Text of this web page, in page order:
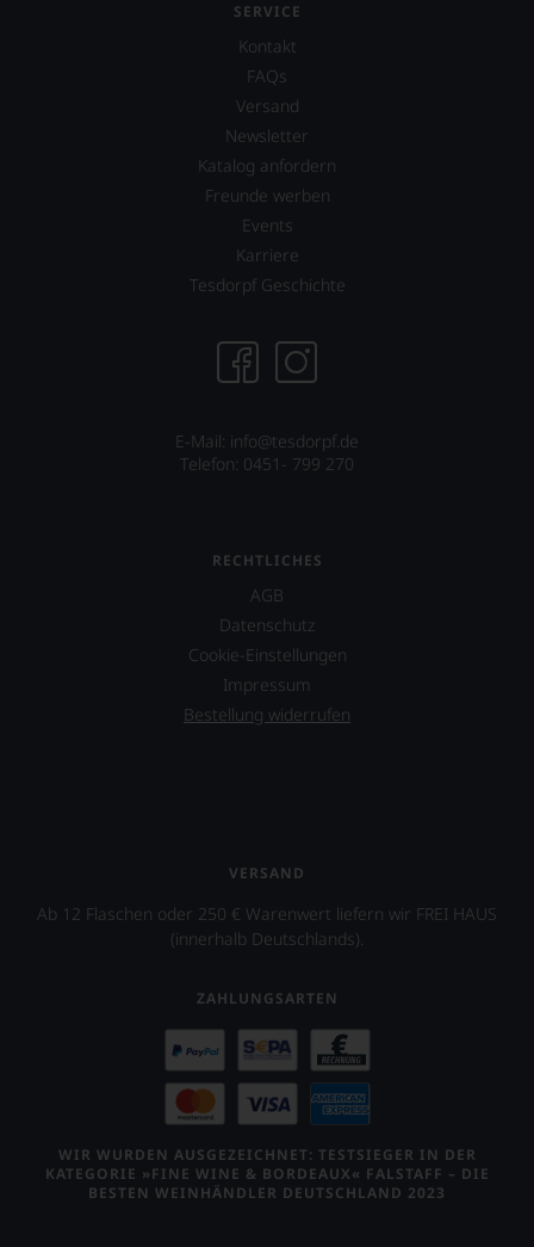
SERVICE
Kontakt
FAQs
Versand
Newsletter
Katalog anfordern
Freunde werben
Events
Karriere
Tesdorpf Geschichte
E-Mail: info@tesdorpf.de
Telefon: 0451- 799 270
RECHTLICHES
AGB
Datenschutz
Cookie-Einstellungen
Impressum
Bestellung widerrufen
VERSAND
Ab 12 Flaschen oder 250 € Warenwert liefern wir FREI HAUS
(innerhalb Deutschlands).
ZAHLUNGSARTEN
WIR WURDEN AUSGEZEICHNET: TESTSIEGER IN DER
KATEGORIE »FINE WINE & BORDEAUX« FALSTAFF – DIE
BESTEN WEINHÄNDLER DEUTSCHLAND 2023